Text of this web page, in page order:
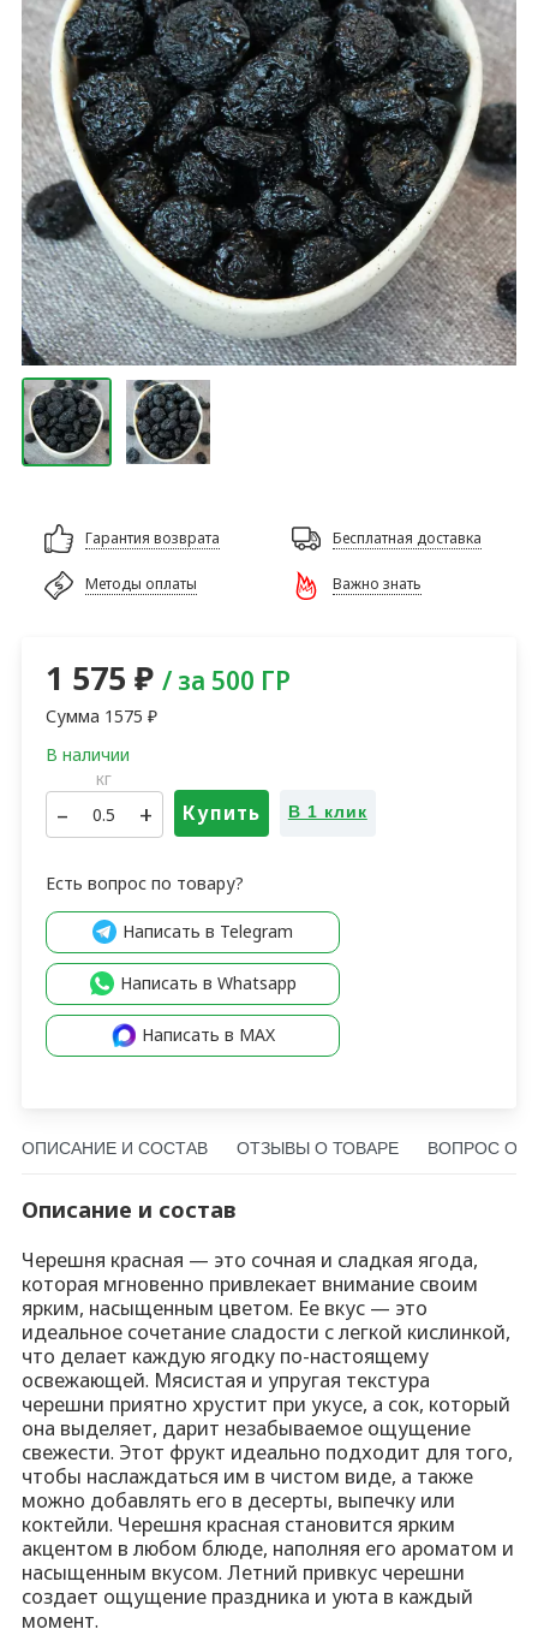
Гарантия возврата Бесплатная доставка
Методы оплаты Важно знать
1 575 ₽ / за 500 ГР
Сумма 1575 ₽
кг
– + Купить В 1 клик
Есть вопрос по товару?
Написать в Telegram
Написать в Whatsapp
Написать в MAX
ОПИСАНИЕ И СОСТАВ ОТЗЫВЫ О ТОВАРЕ ВОПРОС О
Описание и состав
Черешня красная — это сочная и сладкая ягода,
которая мгновенно привлекает внимание своим
ярким, насыщенным цветом. Ее вкус — это
идеальное сочетание сладости с легкой кислинкой,
что делает каждую ягодку по-настоящему
освежающей. Мясистая и упругая текстура
черешни приятно хрустит при укусе, а сок, который
она выделяет, дарит незабываемое ощущение
свежести. Этот фрукт идеально подходит для того,
чтобы наслаждаться им в чистом виде, а также
можно добавлять его в десерты, выпечку или
коктейли. Черешня красная становится ярким
акцентом в любом блюде, наполняя его ароматом и
насыщенным вкусом. Летний привкус черешни
создает ощущение праздника и уюта в каждый
момент.